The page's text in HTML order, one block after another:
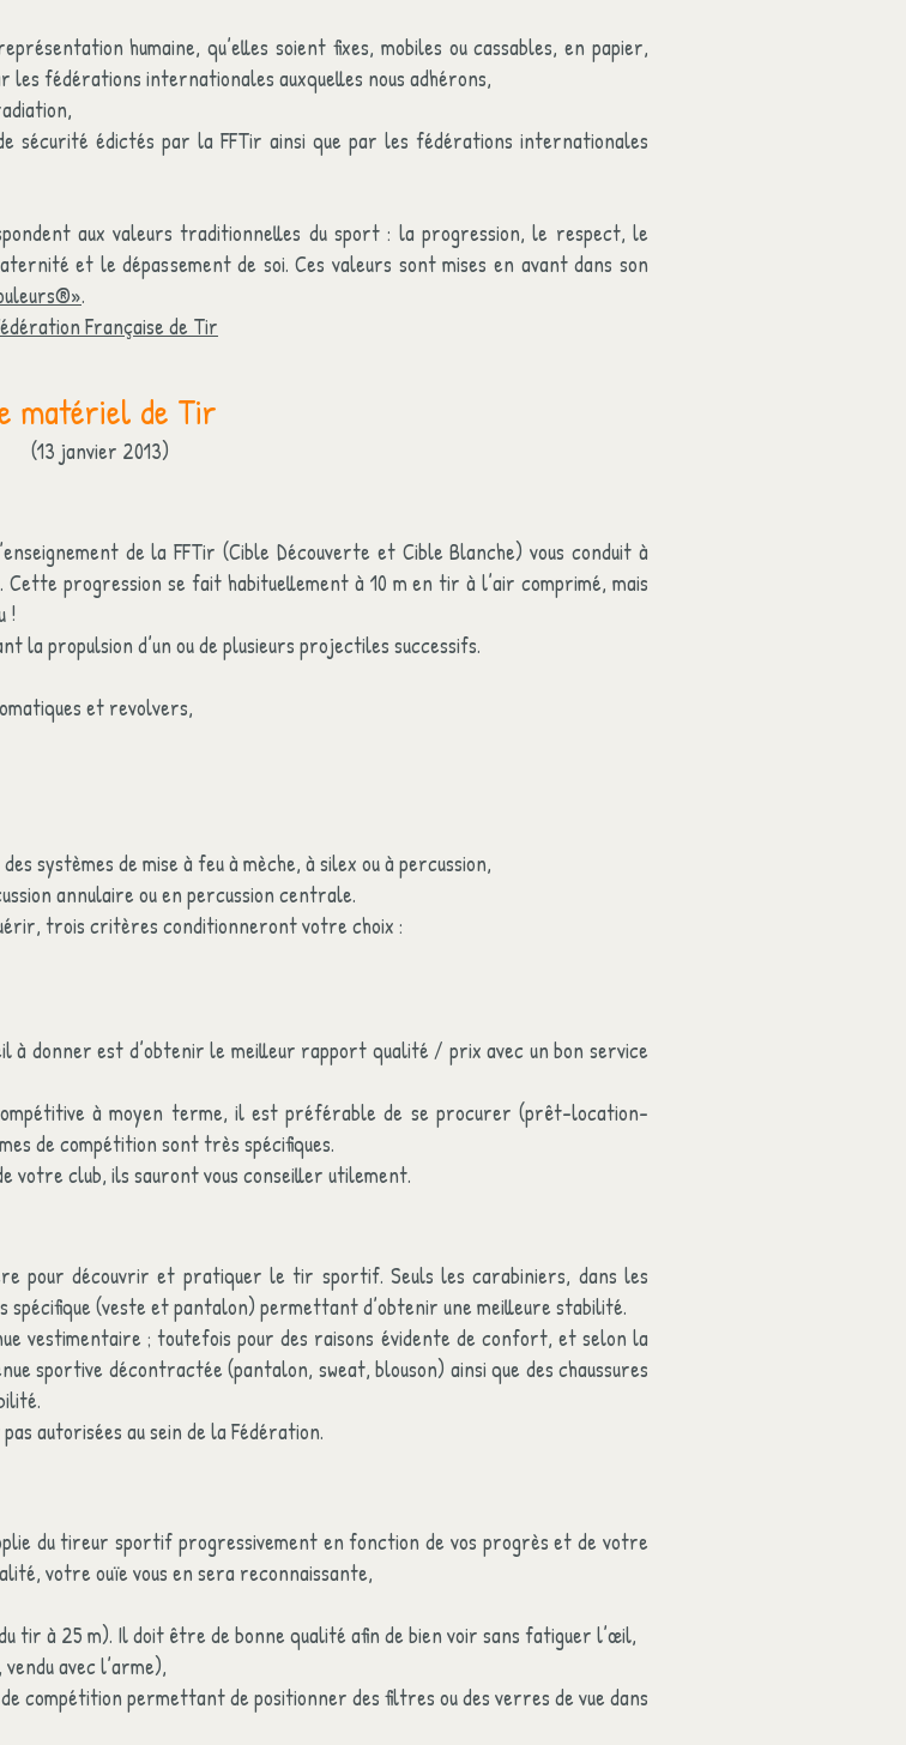
humaine, qu’elles soient fixes, mobiles ou cassables, en papier,
les fédérations internationales auxquelles nous adhérons,
édictés par la FFTir ainsi que par les fédérations internationales
aux valeurs traditionnelles du sport : la progression, le respect, le
et le dépassement de soi. Ces valeurs sont mises en avant dans son
.
Française de Tir
matériel de Tir
(13 janvier 2013)
de la FFTir (Cible Découverte et Cible Blanche) vous conduit à
progression se fait habituellement à 10 m en tir à l’air comprimé, mais
!
propulsion d’un ou de plusieurs projectiles successifs.
et revolvers,
systèmes de mise à feu à mèche, à silex ou à percussion,
annulaire ou en percussion centrale.
trois critères conditionneront votre choix :
à donner est d’obtenir le meilleur rapport qualité / prix avec un bon service
à moyen terme, il est préférable de se procurer (prêt-location-
de compétition sont très spécifiques.
votre club, ils sauront vous conseiller utilement.
pour découvrir et pratiquer le tir sportif. Seuls les carabiniers, dans les
spécifique (veste et pantalon) permettant d’obtenir une meilleure stabilité.
vestimentaire ; toutefois pour des raisons évidente de confort, et selon la
sportive décontractée (pantalon, sweat, blouson) ainsi que des chaussures
autorisées au sein de la Fédération.
du tireur sportif progressivement en fonction de vos progrès et de votre
votre ouïe vous en sera reconnaissante,
tir à 25 m). Il doit être de bonne qualité afin de bien voir sans fatiguer l’œil,
avec l’arme),
compétition permettant de positionner des filtres ou des verres de vue dans